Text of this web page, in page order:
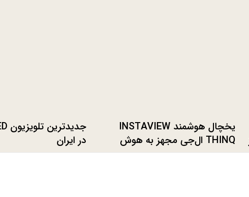
در ایران
یخچال هوشمند INSTAVIEW
THINQ ال‌جی مجهز به هوش
مصنوعی در CES 2018